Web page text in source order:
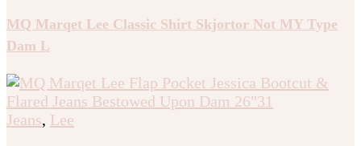
MQ Marqet Lee Classic Shirt Skjortor Not MY Type
Dam L
Jeans, Lee